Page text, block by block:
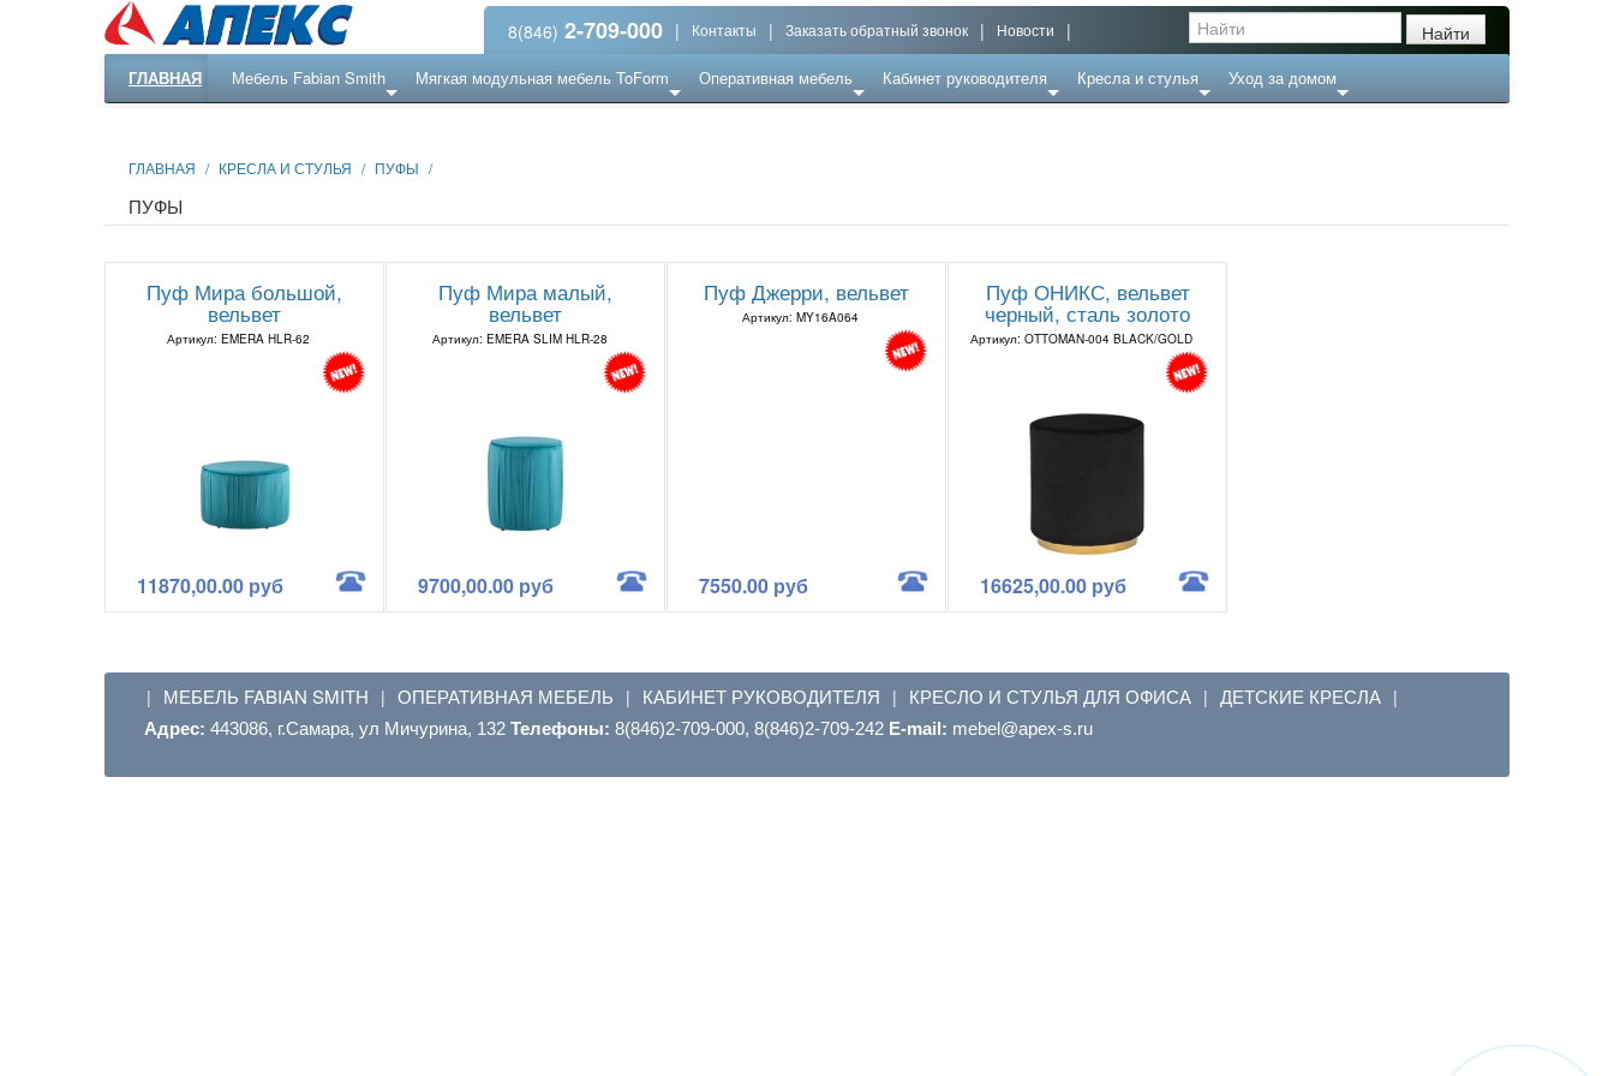
8(846) 2-709-000 | Контакты | Заказать обратный звонок | Новости |
ГЛАВНАЯ Мебель Fabian Smith Мягкая модульная мебель ToForm Оперативная мебель Кабинет руководителя Кресла и стулья Уход за домом
ГЛАВНАЯ / КРЕСЛА И СТУЛЬЯ / ПУФЫ /
ПУФЫ
Пуф Мира большой,
вельвет
Артикул: EMERA HLR-62
11870,00.00 руб
Пуф Мира малый,
вельвет
Артикул: EMERA SLIM HLR-28
9700,00.00 руб
Пуф Джерри, вельвет
Артикул: MY16A064
7550.00 руб
Пуф ОНИКС, вельвет
черный, сталь золото
Артикул: OTTOMAN-004 BLACK/GOLD
16625,00.00 руб
| МЕБЕЛЬ FABIAN SMITH | ОПЕРАТИВНАЯ МЕБЕЛЬ | КАБИНЕТ РУКОВОДИТЕЛЯ | КРЕСЛО И СТУЛЬЯ ДЛЯ ОФИСА | ДЕТСКИЕ КРЕСЛА |
Адрес: 443086, г.Самара, ул Мичурина, 132 Телефоны: 8(846)2-709-000, 8(846)2-709-242 E-mail: ur.s-xepa@lebem